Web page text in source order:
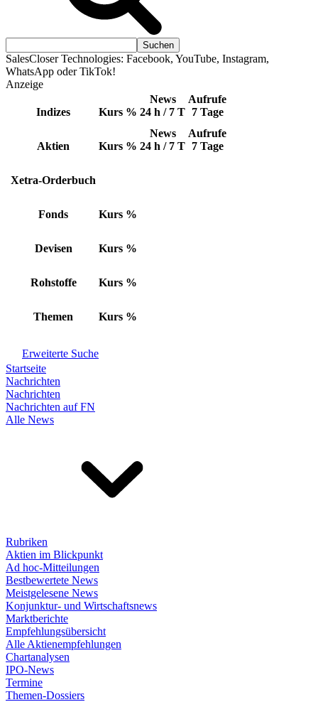
SalesCloser Technologies: Facebook, YouTube, Instagram,
WhatsApp oder TikTok!
Anzeige
Indizes Kurs %
News
24 h / 7 T
Aufrufe
7 Tage
Aktien Kurs %
News
24 h / 7 T
Aufrufe
7 Tage
Xetra-Orderbuch
Fonds Kurs %
Devisen Kurs %
Rohstoffe Kurs %
Themen Kurs %
Erweiterte Suche
Startseite
Nachrichten
Nachrichten
Nachrichten auf FN
Alle News
Rubriken
Aktien im Blickpunkt
Ad hoc-Mitteilungen
Bestbewertete News
Meistgelesene News
Konjunktur- und Wirtschaftsnews
Marktberichte
Empfehlungsübersicht
Alle Aktienempfehlungen
Chartanalysen
IPO-News
Termine
Themen-Dossiers